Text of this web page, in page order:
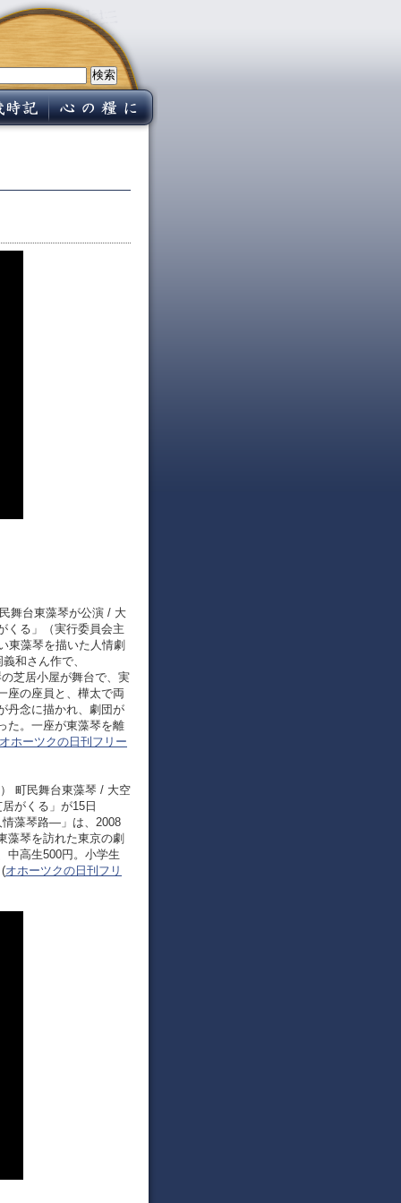
舞台東藻琴が公演 / 大
くる」（実行委員会主
東藻琴を描いた人情劇
和さん作で、
芝居小屋が舞台で、実
座の座員と、樺太で両
丹念に描かれ、劇団が
た。一座が東藻琴を離
オホーツクの日刊フリー
町民舞台東藻琴 / 大空
がくる」が15日
情藻琴路―」は、2008
藻琴を訪れた東京の劇
中高生500円。小学生
オホーツクの日刊フリ